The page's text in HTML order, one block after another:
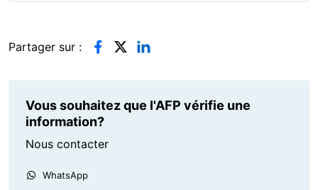
Partager sur :
Vous souhaitez que l'AFP vérifie une
information?
Nous contacter
WhatsApp